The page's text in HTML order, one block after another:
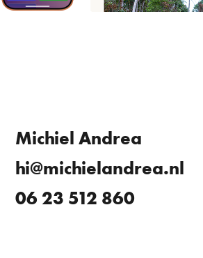
Michiel Andrea
hi@michielandrea.nl
06 23 512 860